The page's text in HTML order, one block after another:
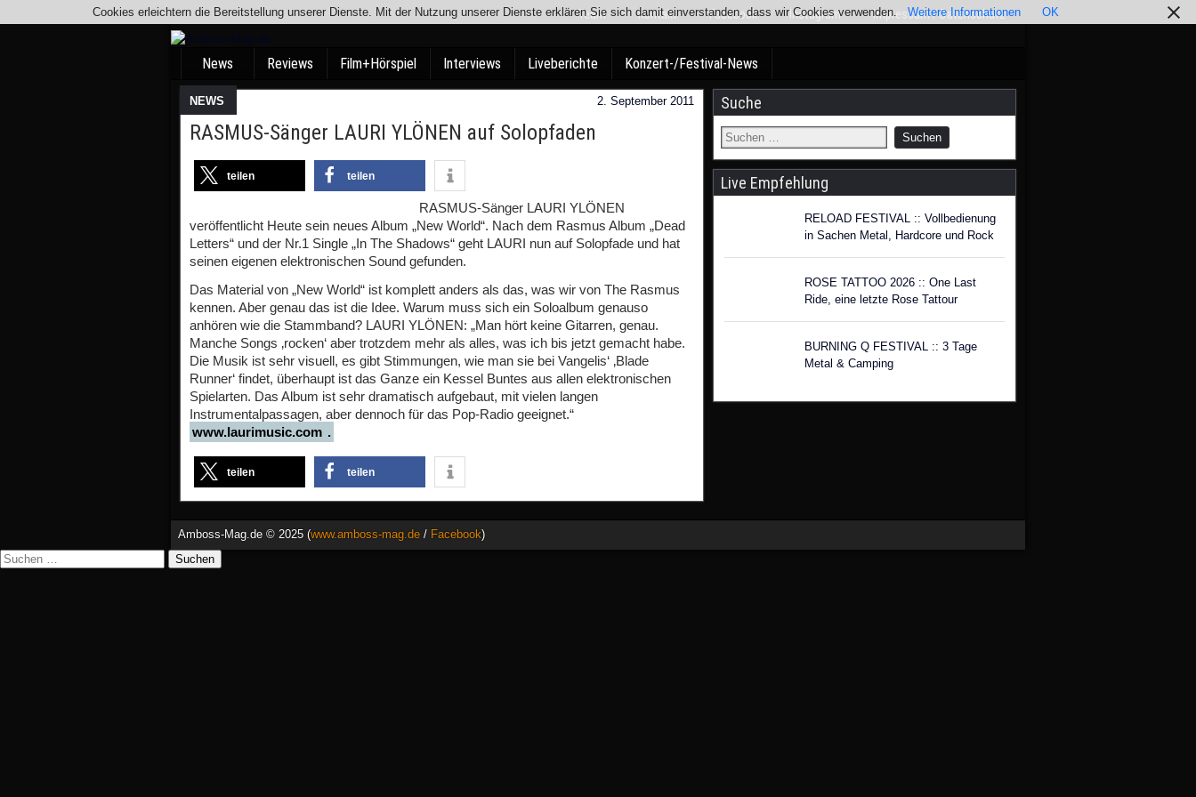
Team Kontakt Facebook Instagram Impressum / Datenschutz
News Reviews Film+Hörspiel Interviews Liveberichte Konzert-/Festival-News
NEWS 2. September 2011
RASMUS-Sänger LAURI YLÖNEN auf Solopfaden
teilen teilen
RASMUS-Sänger LAURI YLÖNEN
veröffentlicht Heute sein neues Album „New World“. Nach dem Rasmus Album „Dead
Letters“ und der Nr.1 Single „In The Shadows“ geht LAURI nun auf Solopfade und hat
seinen eigenen elektronischen Sound gefunden.
Das Material von „New World“ ist komplett anders als das, was wir von The Rasmus
kennen. Aber genau das ist die Idee. Warum muss sich ein Soloalbum genauso
anhören wie die Stammband? LAURI YLÖNEN: „Man hört keine Gitarren, genau.
Manche Songs ‚rocken‘ aber trotzdem mehr als alles, was ich bis jetzt gemacht habe.
Die Musik ist sehr visuell, es gibt Stimmungen, wie man sie bei Vangelis‘ ‚Blade
Runner‘ findet, überhaupt ist das Ganze ein Kessel Buntes aus allen elektronischen
Spielarten. Das Album ist sehr dramatisch aufgebaut, mit vielen langen
Instrumentalpassagen, aber dennoch für das Pop-Radio geeignet.“
www.laurimusic.com .
teilen teilen
Suche
Live Empfehlung
RELOAD FESTIVAL :: Vollbedienung
in Sachen Metal, Hardcore und Rock
ROSE TATTOO 2026 :: One Last
Ride, eine letzte Rose Tattour
BURNING Q FESTIVAL :: 3 Tage
Metal & Camping
Amboss-Mag.de © 2025 (www.amboss-mag.de / Facebook)
Cookies erleichtern die Bereitstellung unserer Dienste. Mit der Nutzung unserer Dienste erklären Sie sich damit einverstanden, dass wir Cookies verwenden. Weitere Informationen OK